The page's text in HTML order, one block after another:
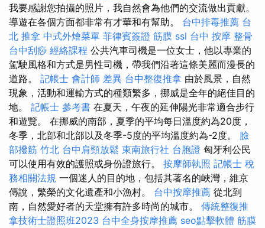
我要感謝您拍攝的照片，我自然會為他們的交流做出貢獻。
導遊在各個方面都非常有才華和有幫助。 台中排毒推薦 台
北 推拿 中式外燴菜單 菲律賓簽證 筋膜 ssl 台中 按摩 整骨
台中刮痧 經絡課程 公共汽車司機是一位女士，他以專業的
駕駛風格和方式是男性司機，帶我們沿著這條美麗而漫長的
道路。 記帳士 會計師 差異 台中整復推拿 由於風景，自然
現象，活動和運輸方式的種類繁多，挪威是全年的絕佳目的
地。 記帳士 參考書 在夏天，午夜的延伸陽光非常適合步行
和遊覽。 在挪威的南部，夏季的平均每日溫度約為20度，
冬季，北部和北部以及冬季-5度的平均溫度約為-2度。 臉
部撥筋 竹北 台中肩頸放鬆 東南旅行社 台胞證 匈牙利公民
可以使用有效的護照或身份證旅行。 按摩師執照 記帳士 稅
務相關法規 一個迷人的目的地，包括其著名的峽灣，維京
傳說，繁榮的文化遺產和小漁村。 台中按摩推薦 從北到
南，自然愛好者的天堂擁有許多時尚的城市。 傳統整復推
拿技術士證照班2023 台中全身按摩推薦 seo點擊軟體 筋膜